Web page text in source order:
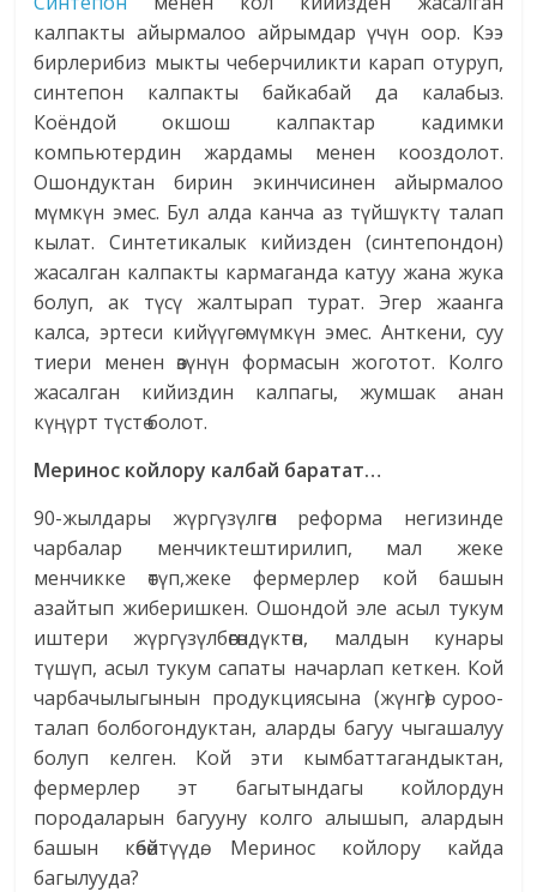
калпакты айырмалоо айрымдар үчүн оор. Кээ
бирлерибиз мыкты чеберчиликти карап отуруп,
синтепон калпакты байкабай да калабыз.
Коёндой окшош калпактар кадимки
компьютердин жардамы менен кооздолот.
Ошондуктан бирин экинчисинен айырмалоо
мүмкүн эмес. Бул алда канча аз түйшүктү талап
кылат. Синтетикалык кийизден (синтепондон)
жасалган калпакты кармаганда катуу жана жука
болуп, ак түсү жалтырап турат. Эгер жаанга
калса, эртеси кийүүгө мүмкүн эмес. Анткени, суу
тиери менен өзүнүн формасын жоготот. Колго
жасалган кийиздин калпагы, жумшак анан
күңүрт түстө болот.
Меринос койлору калбай баратат…
90-жылдары жүргүзүлгөн реформа негизинде
чарбалар менчиктештирилип, мал жеке
менчикке өтүп,жеке фермерлер кой башын
азайтып жиберишкен. Ошондой эле асыл тукум
иштери жүргүзүлбөгөндүктөн, малдын кунары
түшүп, асыл тукум сапаты начарлап кеткен. Кой
чарбачылыгынын продукциясына (жүнгө) суроо-
талап болбогондуктан, аларды багуу чыгашалуу
болуп келген. Кой эти кымбаттагандыктан,
фермерлер эт багытындагы койлордун
породаларын багууну колго алышып, алардын
башын көбөйтүүдө. Меринос койлору кайда
багылууда?